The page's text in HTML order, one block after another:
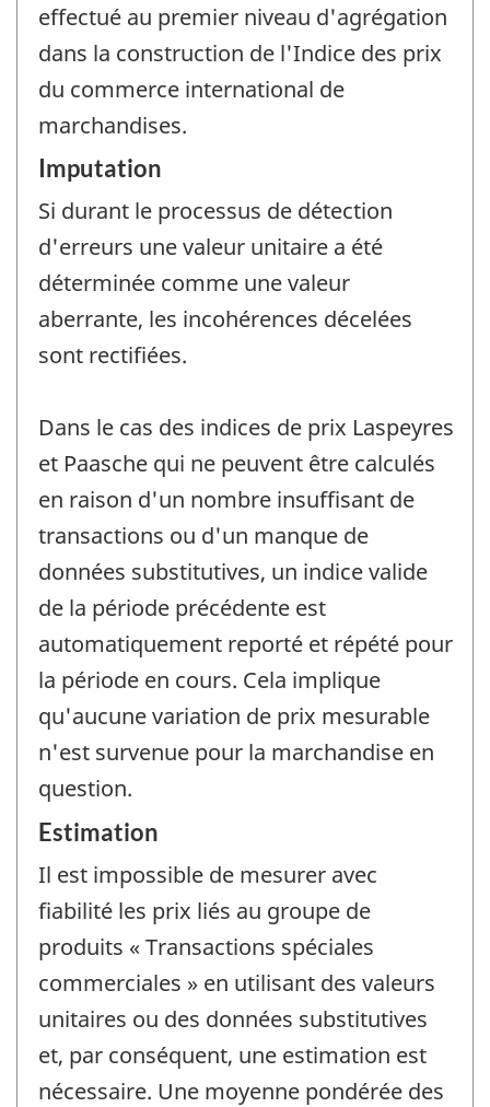
effectué au premier niveau d'agrégation
dans la construction de l'Indice des prix
du commerce international de
marchandises.
Imputation
Si durant le processus de détection
d'erreurs une valeur unitaire a été
déterminée comme une valeur
aberrante, les incohérences décelées
sont rectifiées.
Dans le cas des indices de prix Laspeyres
et Paasche qui ne peuvent être calculés
en raison d'un nombre insuffisant de
transactions ou d'un manque de
données substitutives, un indice valide
de la période précédente est
automatiquement reporté et répété pour
la période en cours. Cela implique
qu'aucune variation de prix mesurable
n'est survenue pour la marchandise en
question.
Estimation
Il est impossible de mesurer avec
fiabilité les prix liés au groupe de
produits « Transactions spéciales
commerciales » en utilisant des valeurs
unitaires ou des données substitutives
et, par conséquent, une estimation est
nécessaire. Une moyenne pondérée des